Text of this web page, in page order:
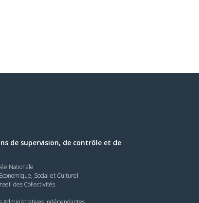
de supervision, de contrôle et de
Nationale
Social et Culturel
des Collectivités